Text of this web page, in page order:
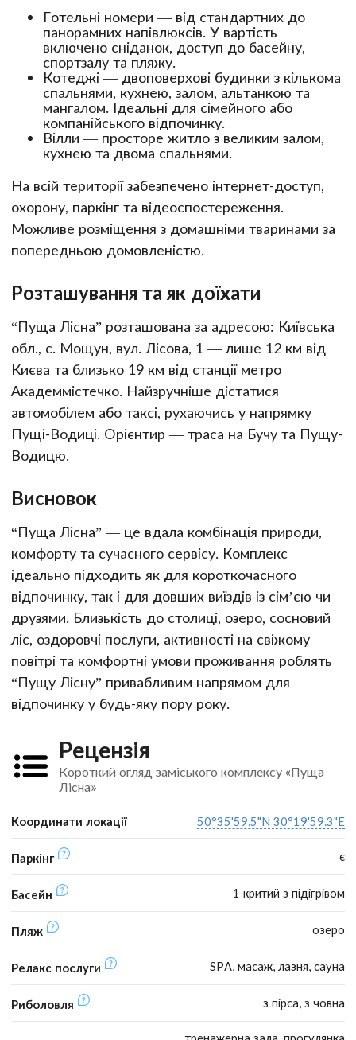
Готельні номери — від стандартних до
панорамних напівлюксів. У вартість
включено сніданок, доступ до басейну,
спортзалу та пляжу.
Котеджі — двоповерхові будинки з кількома
спальнями, кухнею, залом, альтанкою та
мангалом. Ідеальні для сімейного або
компанійського відпочинку.
Вілли — просторе житло з великим залом,
кухнею та двома спальнями.
На всій території забезпечено інтернет-доступ,
охорону, паркінг та відеоспостереження.
Можливе розміщення з домашніми тваринами за
попередньою домовленістю.
Розташування та як доїхати
“Пуща Лісна” розташована за адресою: Київська
обл., с. Мощун, вул. Лісова, 1 — лише 12 км від
Києва та близько 19 км від станції метро
Академмістечко. Найзручніше дістатися
автомобілем або таксі, рухаючись у напрямку
Пущі-Водиці. Орієнтир — траса на Бучу та Пущу-
Водицю.
Висновок
“Пуща Лісна” — це вдала комбінація природи,
комфорту та сучасного сервісу. Комплекс
ідеально підходить як для короткочасного
відпочинку, так і для довших виїздів із сім’єю чи
друзями. Близькість до столиці, озеро, сосновий
ліс, оздоровчі послуги, активності на свіжому
повітрі та комфортні умови проживання роблять
“Пущу Лісну” привабливим напрямом для
відпочинку у будь-яку пору року.
Рецензія
Короткий огляд заміського комплексу «Пуща
Лісна»
Координати локації 50°35'59.5"N 30°19'59.3"E
Паркінг є
Басейн 1 критий з підігрівом
Пляж озеро
Релакс послуги SPA, масаж, лазня, сауна
Риболовля з пірса, з човна